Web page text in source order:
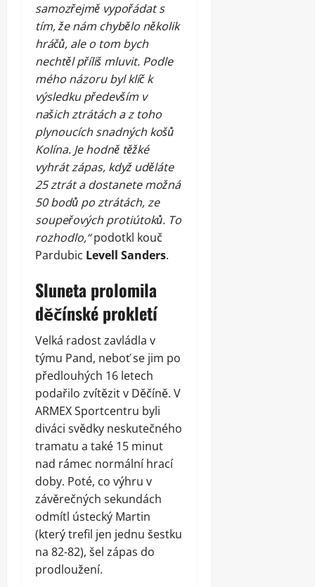
samozřejmě vypořádat s
tím, že nám chybělo několik
hráčů, ale o tom bych
nechtěl příliš mluvit. Podle
mého názoru byl klíč k
výsledku především v
našich ztrátách a z toho
plynoucích snadných košů
Kolína. Je hodně těžké
vyhrát zápas, když uděláte
25 ztrát a dostanete možná
50 bodů po ztrátách, ze
soupeřových protiútoků. To
rozhodlo,“podotkl kouč
Pardubic Levell Sanders.
Sluneta prolomila
děčínské prokletí
Velká radost zavládla v
týmu Pand, neboť se jim po
předlouhých 16 letech
podařilo zvítězit v Děčíně. V
ARMEX Sportcentru byli
diváci svědky neskutečného
tramatu a také 15 minut
nad rámec normální hrací
doby. Poté, co výhru v
závěrečných sekundách
odmítl ústecký Martin
(který trefil jen jednu šestku
na 82-82), šel zápas do
prodloužení.